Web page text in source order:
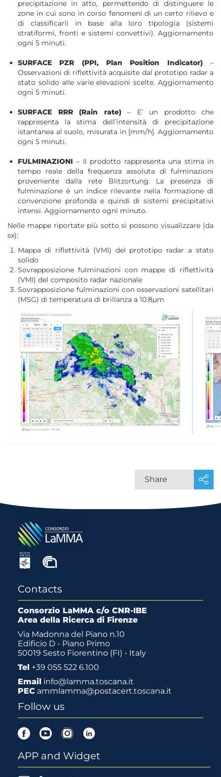
precipitazione in atto, permettendo di distinguere le
zone in cui sono in corso fenomeni di un certo rilievo e
di classiﬁcarli in base alla loro tipologia (sistemi
stratiformi, fronti e sistemi convettivi). Aggiornamento
ogni 5 minuti.
SURFACE PZR (PPI, Plan Position Indicator)–
Osservazioni di riflettività acquisite dal prototipo radar a
stato solido alle varie elevazioni scelte. Aggiornamento
ogni 5 minuti.
SURFACE RRR (Rain rate)– E’ un prodotto che
rappresenta la stima dell’intensità di precipitazione
istantanea al suolo, misurata in [mm/h]. Aggiornamento
ogni 5 minuti.
FULMINAZIONI – Il prodotto rappresenta una stima in
tempo reale della frequenza assoluta di fulminazioni
proveniente dalla rete Blitzortung. La presenza di
fulminazione è un indice rilevante nella formazione di
convenzione profonda e quindi di sistemi precipitativi
intensi. Aggiornamento ogni minuto.
Nelle mappe riportate più sotto si possono visualizzare (da
sx):
Mappa di riflettività (VMI) del prototipo radar a stato
solido
Sovrapposizione fulminazioni con mappe di riflettività
(VMI) del composito radar nazionale
Sovrapposizione fulminazioni con osservazioni satellitari
(MSG) di temperatura di brillanza a 10.8µm
Share
Contacts
Consorzio LaMMA c/o CNR-IBE
Area della Ricerca di Firenze
Via Madonna del Piano n.10
Edificio D - Piano Primo
50019 Sesto Fiorentino (FI) - Italy
Tel +39 055 522 6.100
Email info@lamma.toscana.it
PEC ammlamma@postacert.toscana.it
Follow us
FacebookYoutubeInstagram
APP and Widget